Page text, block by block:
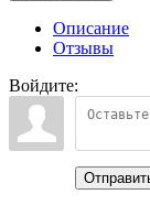
Описание
Отзывы
Войдите: